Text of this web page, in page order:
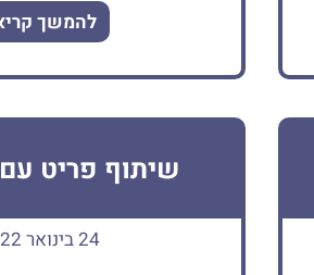
להמשך
שיתוף פריט
24 בינואר 2022